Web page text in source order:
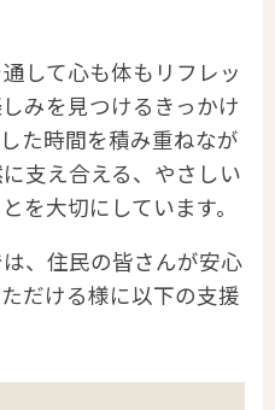
して心も体もリフレッ
みを見つけるきっかけ
た時間を積み重ねなが
支え合える、やさしい
を大切にしています。
、住民の皆さんが安心
だける様に以下の支援